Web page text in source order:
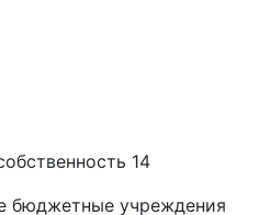
14
учреждения